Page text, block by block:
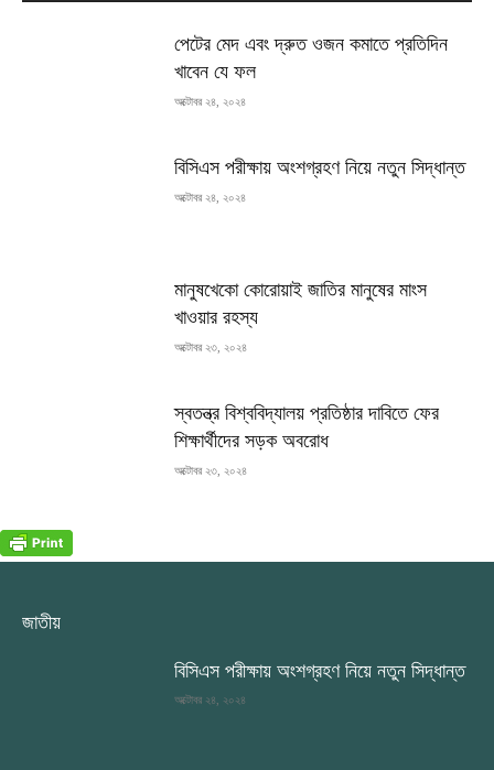
পেটের মেদ এবং দ্রুত ওজন কমাতে প্রতিদিন
খাবেন যে ফল
অক্টোবর ২৪, ২০২৪
বিসিএস পরীক্ষায় অংশগ্রহণ নিয়ে নতুন সিদ্ধান্ত
অক্টোবর ২৪, ২০২৪
মানুষখেকো কোরোয়াই জাতির মানুষের মাংস
খাওয়ার রহস্য
অক্টোবর ২৩, ২০২৪
স্বতন্ত্র বিশ্ববিদ্যালয় প্রতিষ্ঠার দাবিতে ফের
শিক্ষার্থীদের সড়ক অবরোধ
অক্টোবর ২৩, ২০২৪
জাতীয়
বিসিএস পরীক্ষায় অংশগ্রহণ নিয়ে নতুন সিদ্ধান্ত
অক্টোবর ২৪, ২০২৪